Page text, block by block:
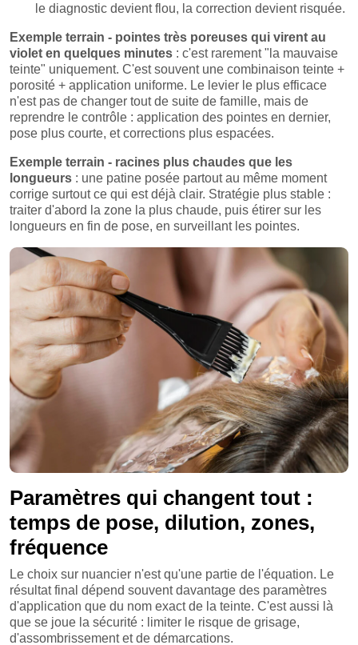
le diagnostic devient flou, la correction devient risquée.
Exemple terrain - pointes très poreuses qui virent au
violet en quelques minutes : c'est rarement "la mauvaise
teinte" uniquement. C'est souvent une combinaison teinte +
porosité + application uniforme. Le levier le plus efficace
n'est pas de changer tout de suite de famille, mais de
reprendre le contrôle : application des pointes en dernier,
pose plus courte, et corrections plus espacées.
Exemple terrain - racines plus chaudes que les
longueurs : une patine posée partout au même moment
corrige surtout ce qui est déjà clair. Stratégie plus stable :
traiter d'abord la zone la plus chaude, puis étirer sur les
longueurs en fin de pose, en surveillant les pointes.
Paramètres qui changent tout :
temps de pose, dilution, zones,
fréquence
Le choix sur nuancier n'est qu'une partie de l'équation. Le
résultat final dépend souvent davantage des paramètres
d'application que du nom exact de la teinte. C'est aussi là
que se joue la sécurité : limiter le risque de grisage,
d'assombrissement et de démarcations.